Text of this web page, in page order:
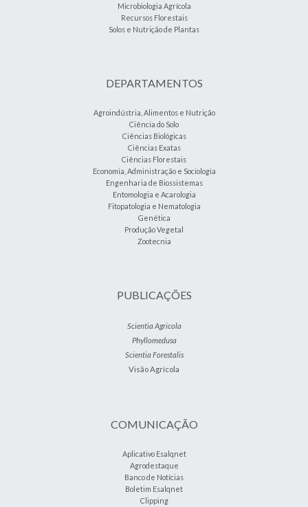
Microbiologia Agrícola
Recursos Florestais
Solos e Nutrição de Plantas
DEPARTAMENTOS
Agroindústria, Alimentos e Nutrição
Ciência do Solo
Ciências Biológicas
Ciências Exatas
Ciências Florestais
Economia, Administração e Sociologia
Engenharia de Biossistemas
Entomologia e Acarologia
Fitopatologia e Nematologia
Genética
Produção Vegetal
Zootecnia
PUBLICAÇÕES
Scientia Agricola
Phyllomedusa
Scientia Forestalis
Visão Agrícola
COMUNICAÇÃO
Aplicativo Esalqnet
Agrodestaque
Banco de Notícias
Boletim Esalqnet
Clipping